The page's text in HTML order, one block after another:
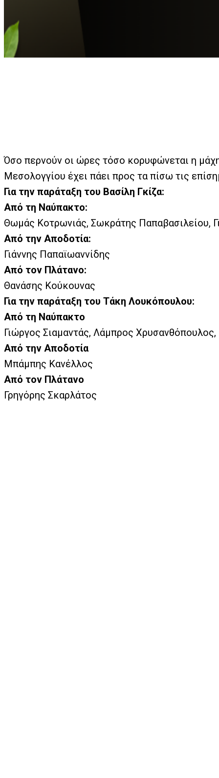
Όσο περνούν οι ώρες τόσο κορυφώνεται η
Μεσολογγίου έχει πάει προς τα πίσω τις
Για την παράταξη του Βασίλη Γκίζα:
Από τη Ναύπακτο:
Θωμάς Κοτρωνιάς, Σωκράτης Παπαβασιλείου,
Από την Αποδοτία:
Γιάννης Παπαϊωαννίδης
Από τον Πλάτανο:
Θανάσης Κούκουνας
Για την παράταξη του Τάκη Λουκόπουλου:
Από τη Ναύπακτο
Γιώργος Σιαμαντάς, Λάμπρος
Από την Αποδοτία
Μπάμπης Κανέλλος
Από τον Πλάτανο
Γρηγόρης Σκαρλάτος